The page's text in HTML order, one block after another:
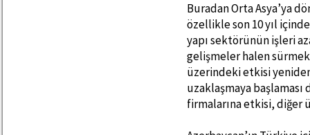
Buradan Orta Asya’ya
özellikle son 10 yıl
yapı sektörünün işleri
gelişmeler halen
üzerindeki etkisi
uzaklaşmaya
firmalarına etkisi, diğer